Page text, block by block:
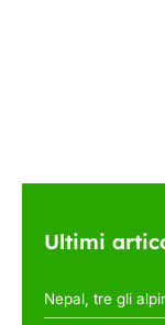
Ultimi
Nepal, tre gli